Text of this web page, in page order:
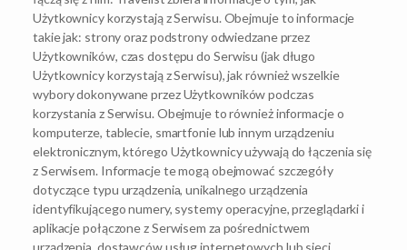
Użytkownicy korzystają z Serwisu. Obejmuje to informacje
takie jak: strony oraz podstrony odwiedzane przez
Użytkowników, czas dostępu do Serwisu (jak długo
Użytkownicy korzystają z Serwisu), jak również wszelkie
wybory dokonywane przez Użytkowników podczas
korzystania z Serwisu. Obejmuje to również informacje o
komputerze, tablecie, smartfonie lub innym urządzeniu
elektronicznym, którego Użytkownicy używają do łączenia się
z Serwisem. Informacje te mogą obejmować szczegóły
dotyczące typu urządzenia, unikalnego urządzenia
identyfikującego numery, systemy operacyjne, przeglądarki i
aplikacje połączone z Serwisem za pośrednictwem
urządzenia, dostawców usług internetowych lub sieci